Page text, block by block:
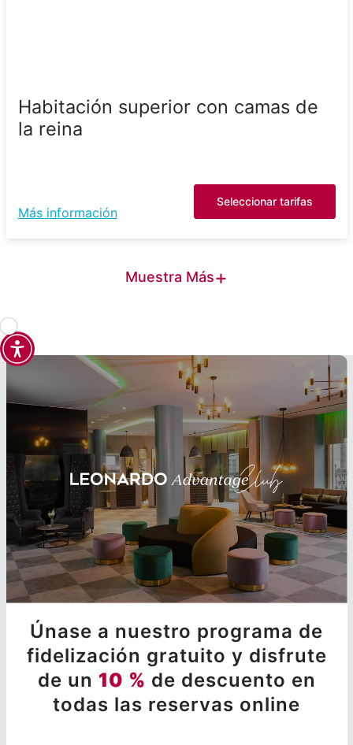
Habitación superior con camas de
la reina
Más información
Seleccionar tarifas
Muestra Más+
Únase a nuestro programa de
fidelización gratuito y disfrute
de un 10 % de descuento en
todas las reservas online